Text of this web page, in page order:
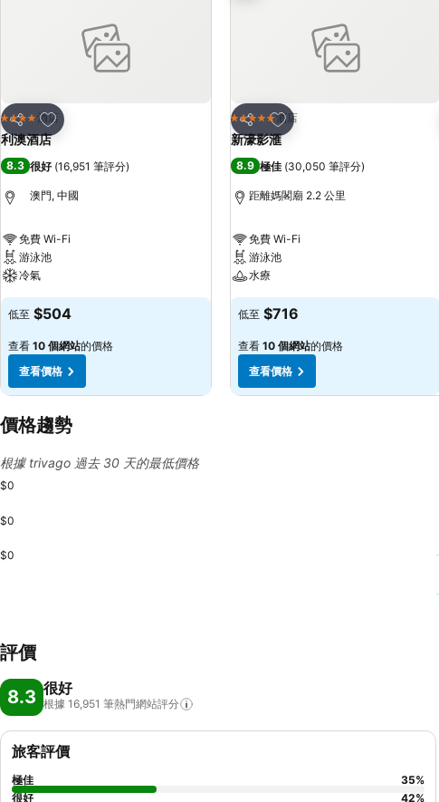
分享
放到收藏夾
4 星級 酒店
利澳酒店
8.3 很好 (16,951 筆評分)
澳門, 中國
免費 Wi-Fi
游泳池
冷氣
低至 $504
查看 10 個網站的價格
查看價格
分享
放到收藏夾
5 星級 酒店
新濠影滙
8.9 極佳 (30,050 筆評分)
距離媽閣廟 2.2 公里
免費 Wi-Fi
游泳池
水療
低至 $716
查看 10 個網站的價格
查看價格
價格趨勢
根據 trivago 過去 30 天的最低價格
$0
$0
$0
評價
8.3 很好
根據 16,951 筆熱門網站評分
旅客評價
極佳 35%
很好
42%